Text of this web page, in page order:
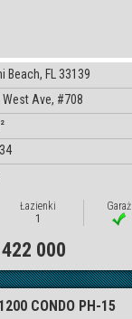
Beach, FL 33139
West Ave, #708
Łazienki
1
Garaż
000
CONDO PH-15